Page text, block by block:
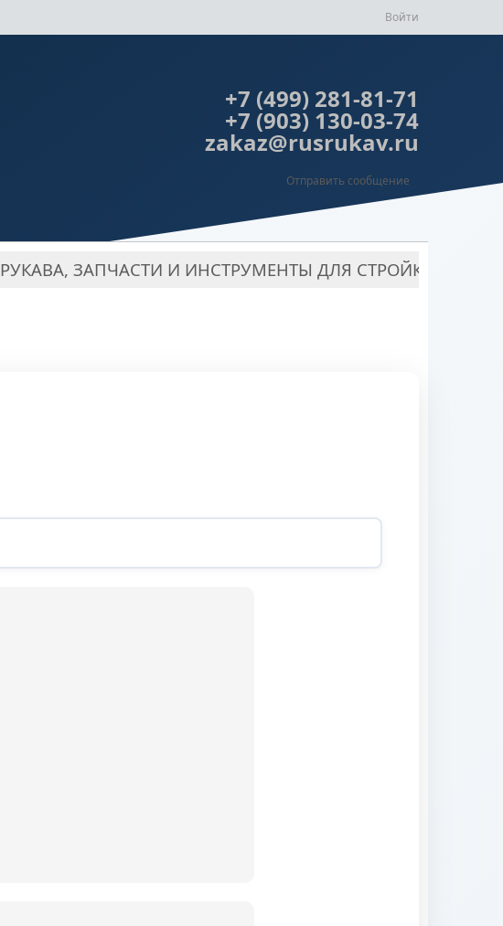
Войти
+7 (499) 281-81-71
+7 (903) 130-03-74
zakaz@rusrukav.ru
Отправить сообщение
РУКАВА, ЗАПЧАСТИ И ИНСТРУМЕНТЫ ДЛЯ СТРОЙКИ